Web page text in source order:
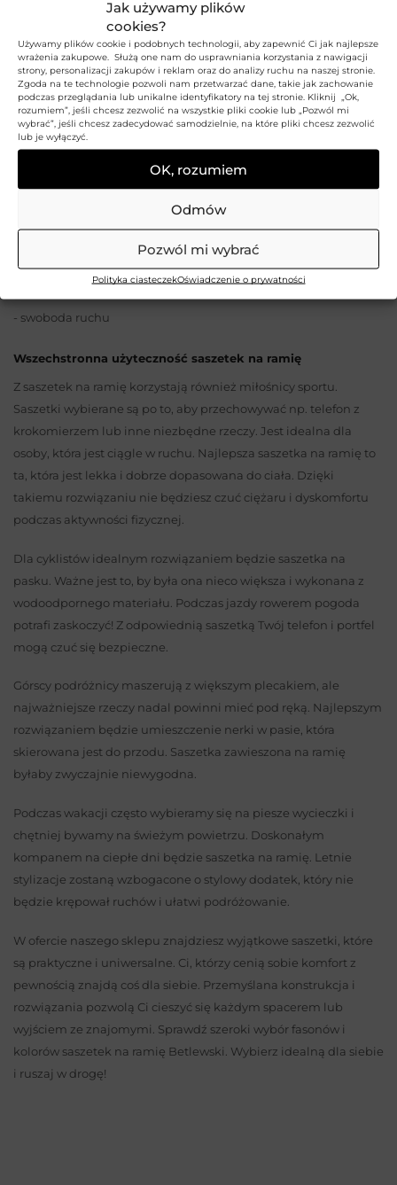
Jak używamy plików
cookies?
Używamy plików cookie i podobnych technologii, aby zapewnić Ci jak najlepsze
wrażenia zakupowe. Służą one nam do usprawniania korzystania z nawigacji
strony, personalizacji zakupów i reklam oraz do analizy ruchu na naszej stronie.
Zgoda na te technologie pozwoli nam przetwarzać dane, takie jak zachowanie
podczas przeglądania lub unikalne identyfikatory na tej stronie. Kliknij „Ok,
rozumiem”, jeśli chcesz zezwolić na wszystkie pliki cookie lub „Pozwól mi
wybrać”, jeśli chcesz zadecydować samodzielnie, na które pliki chcesz zezwolić
lub je wyłączyć.
OK, rozumiem
Odmów
Pozwól mi wybrać
Polityka ciasteczekOświadczenie o prywatności
zalet. Do saszetki bez problemu włożysz najpotrzebniejsze
przedmioty takie jak klucze, telefon i dokumenty. To bardzo
praktyczne rozwiązanie, sprawdzające się na co dzień. Szybkie
wyjście na spacer, na zakupy albo spotkanie ze znajomymi? To
żaden problem z odpowiednią saszetką na ramię. Dzięki niej
wszystkie drobiazgi masz zawsze pod ręką.
Najważniejszymi zaletami saszetki są:
- łatwy i szybki dostęp do zawartości
- swoboda ruchu
Wszechstronna użyteczność saszetek na ramię
Z saszetek na ramię korzystają również miłośnicy sportu.
Saszetki wybierane są po to, aby przechowywać np. telefon z
krokomierzem lub inne niezbędne rzeczy. Jest idealna dla
osoby, która jest ciągle w ruchu. Najlepsza saszetka na ramię to
ta, która jest lekka i dobrze dopasowana do ciała. Dzięki
takiemu rozwiązaniu nie będziesz czuć ciężaru i dyskomfortu
podczas aktywności fizycznej.
Dla cyklistów idealnym rozwiązaniem będzie saszetka na
pasku. Ważne jest to, by była ona nieco większa i wykonana z
wodoodpornego materiału. Podczas jazdy rowerem pogoda
potrafi zaskoczyć! Z odpowiednią saszetką Twój telefon i portfel
mogą czuć się bezpieczne.
Górscy podróżnicy maszerują z większym plecakiem, ale
najważniejsze rzeczy nadal powinni mieć pod ręką. Najlepszym
rozwiązaniem będzie umieszczenie nerki w pasie, która
skierowana jest do przodu. Saszetka zawieszona na ramię
byłaby zwyczajnie niewygodna.
Podczas wakacji często wybieramy się na piesze wycieczki i
chętniej bywamy na świeżym powietrzu. Doskonałym
kompanem na ciepłe dni będzie saszetka na ramię. Letnie
stylizacje zostaną wzbogacone o stylowy dodatek, który nie
będzie krępował ruchów i ułatwi podróżowanie.
W ofercie naszego sklepu znajdziesz wyjątkowe saszetki, które
są praktyczne i uniwersalne. Ci, którzy cenią sobie komfort z
pewnością znajdą coś dla siebie. Przemyślana konstrukcja i
rozwiązania pozwolą Ci cieszyć się każdym spacerem lub
wyjściem ze znajomymi. Sprawdź szeroki wybór fasonów i
kolorów saszetek na ramię Betlewski. Wybierz idealną dla siebie
i ruszaj w drogę!